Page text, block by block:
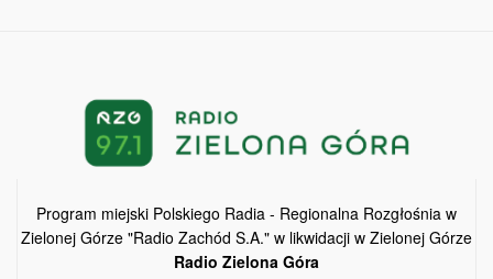
Program miejski Polskiego Radia - Regionalna Rozgłośnia w
Zielonej Górze "Radio Zachód S.A." w likwidacji w Zielonej Górze
Radio Zielona Góra